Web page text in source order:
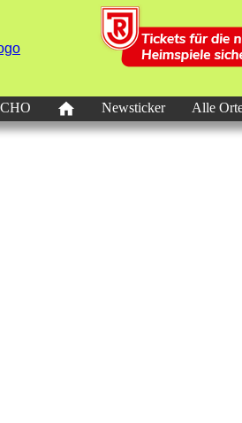
Newsticker Alle